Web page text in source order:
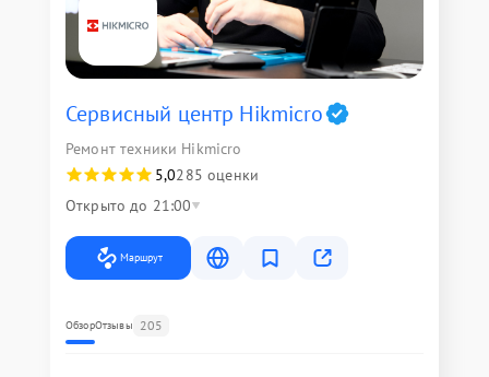
Сервисный центр Hikmicro
Ремонт техники Hikmicro
5,0285 оценки
Открыто до 21:00
Маршрут
ОбзорОтзывы 205